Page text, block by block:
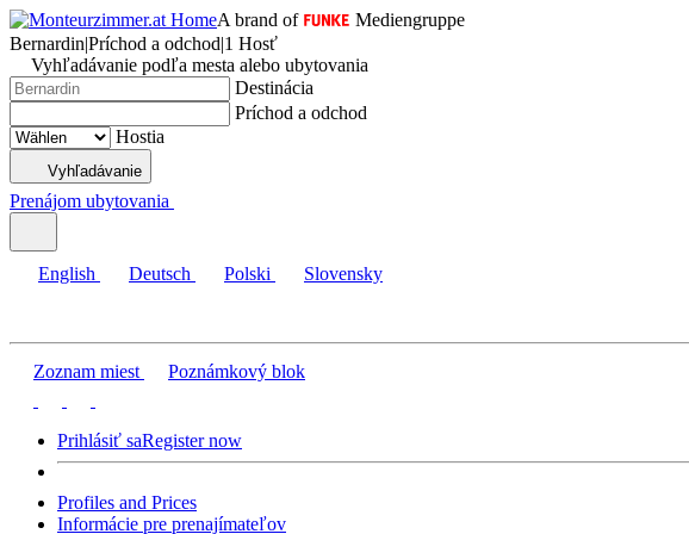
A brand of
Mediengruppe
Bernardin|Príchod a odchod|1 Hosť
Vyhľadávanie podľa mesta alebo ubytovania
Destinácia
Príchod a odchod
Hostia
Vyhľadávanie
Prenájom ubytovania
English Deutsch Polski Slovensky
Zoznam miest Poznámkový blok
Prihlásiť saRegister now
Profiles and Prices
Informácie pre prenajímateľov